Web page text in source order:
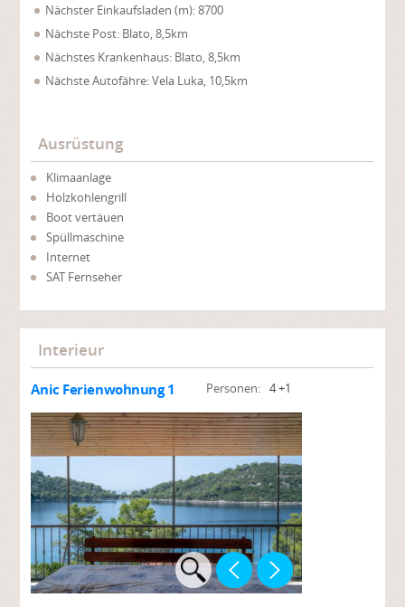
Nächster Einkaufsladen (m): 8700
Nächste Post: Blato, 8,5km
Nächstes Krankenhaus: Blato, 8,5km
Nächste Autofähre: Vela Luka, 10,5km
Ausrüstung
Klimaanlage
Holzkohlengrill
Boot vertäuen
Spüllmaschine
Internet
SAT Fernseher
Interieur
Anic Ferienwohnung 1 Personen: 4 +1